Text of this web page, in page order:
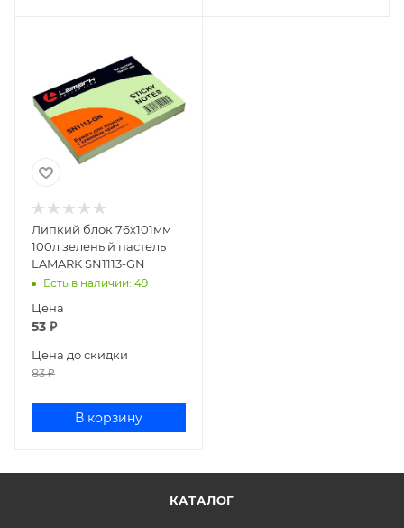
Липкий блок 76х101мм
100л зеленый пастель
LAMARK SN1113-GN
Есть в наличии: 49
Цена
53 ₽
Цена до скидки
83₽
В корзину
КАТАЛОГ